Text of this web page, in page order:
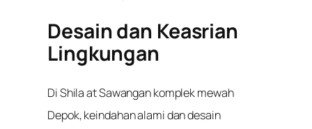
Desain dan Keasrian
Lingkungan
Di Shila at Sawangan komplek mewah
Depok, keindahan alami dan desain